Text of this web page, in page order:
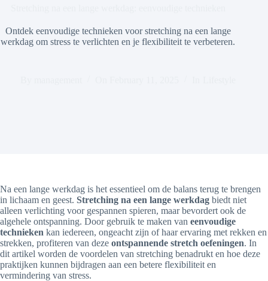
Ontdek eenvoudige technieken voor stretching na een lange
werkdag om stress te verlichten en je flexibiliteit te verbeteren.
Na een lange werkdag is het essentieel om de balans terug te brengen
in lichaam en geest. Stretching na een lange werkdag biedt niet
alleen verlichting voor gespannen spieren, maar bevordert ook de
algehele ontspanning. Door gebruik te maken van eenvoudige
technieken kan iedereen, ongeacht zijn of haar ervaring met rekken en
strekken, profiteren van deze ontspannende stretch oefeningen. In
dit artikel worden de voordelen van stretching benadrukt en hoe deze
praktijken kunnen bijdragen aan een betere flexibiliteit en
vermindering van stress.